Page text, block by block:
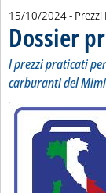
15/10/2024-
Dossier
I prezzi praticati
carburanti del
Lista